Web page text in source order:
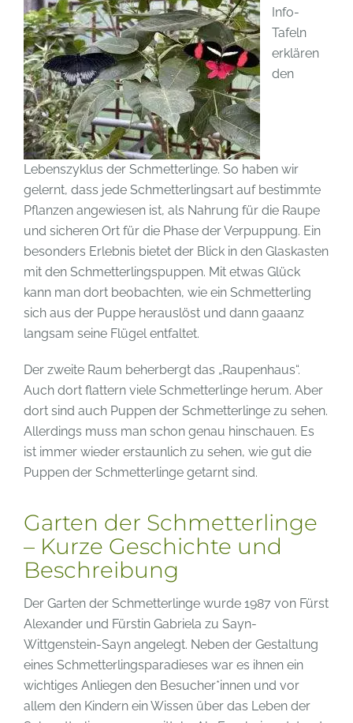
Info-
Tafeln
erklären
den
Lebenszyklus der Schmetterlinge. So haben wir
gelernt, dass jede Schmetterlingsart auf bestimmte
Pflanzen angewiesen ist, als Nahrung für die Raupe
und sicheren Ort für die Phase der Verpuppung. Ein
besonders Erlebnis bietet der Blick in den Glaskasten
mit den Schmetterlingspuppen. Mit etwas Glück
kann man dort beobachten, wie ein Schmetterling
sich aus der Puppe herauslöst und dann gaaanz
langsam seine Flügel entfaltet.
Der zweite Raum beherbergt das „Raupenhaus“.
Auch dort flattern viele Schmetterlinge herum. Aber
dort sind auch Puppen der Schmetterlinge zu sehen.
Allerdings muss man schon genau hinschauen. Es
ist immer wieder erstaunlich zu sehen, wie gut die
Puppen der Schmetterlinge getarnt sind.
Garten der Schmetterlinge
– Kurze Geschichte und
Beschreibung
Der Garten der Schmetterlinge wurde 1987 von Fürst
Alexander und Fürstin Gabriela zu Sayn-
Wittgenstein-Sayn angelegt. Neben der Gestaltung
eines Schmetterlingsparadieses war es ihnen ein
wichtiges Anliegen den Besucher*innen und vor
allem den Kindern ein Wissen über das Leben der